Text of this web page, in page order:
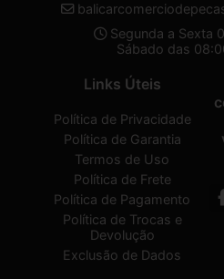
Segunda a Sexta
Sábado das
Links Úteis
Política de Privacidade
Política de Garantia
Termos de Uso
Política de Frete
Política de Pagamento
Política de Trocas e
Devolução
Exclusão de Dados